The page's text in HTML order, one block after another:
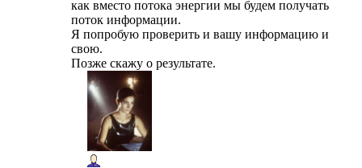
как вместо потока энергии мы будем получать
поток информации.
Я попробую проверить и вашу информацию и
свою.
Позже скажу о результате.